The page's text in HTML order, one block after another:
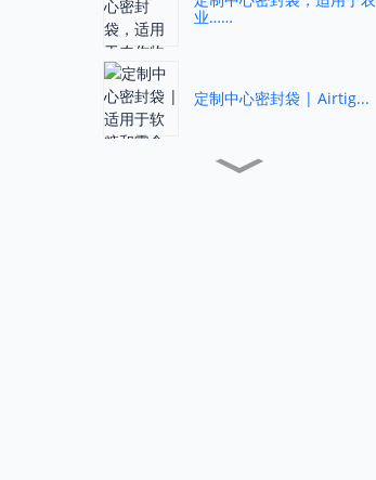
业……
定制中心密封袋 | Airtig...
定制中心密封袋，适用于农